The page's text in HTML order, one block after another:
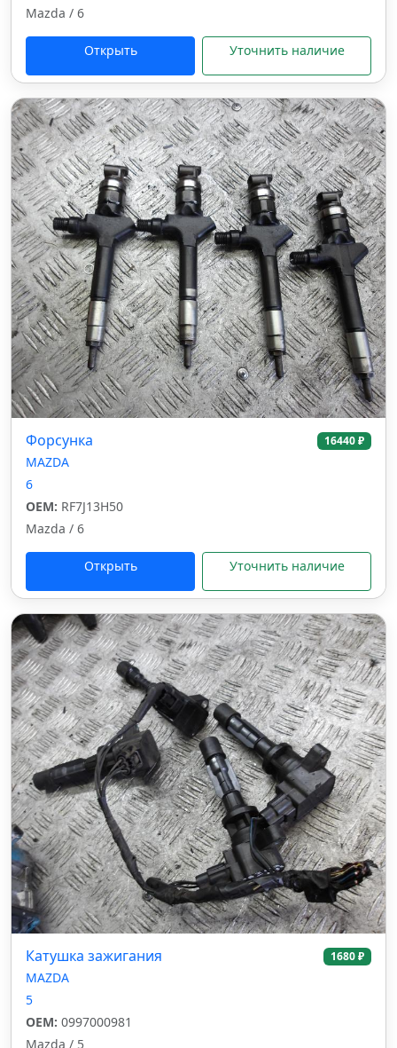
Mazda / 6
Открыть Уточнить наличие
Форсунка 16440 ₽
MAZDA
6
OEM: RF7J13H50
Mazda / 6
Открыть Уточнить наличие
Катушка зажигания 1680 ₽
MAZDA
5
OEM: 0997000981
Mazda / 5